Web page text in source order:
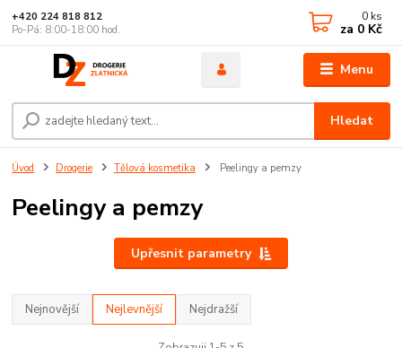
Menu
Hledat
+420 224 818 812
Po-Pá: 8:00-18:00 hod.
0 ks
za 0 Kč
Úvod Drogerie Tělová kosmetika Peelingy a pemzy
Peelingy a pemzy
Upřesnit parametry
Nejnovější Nejlevnější Nejdražší